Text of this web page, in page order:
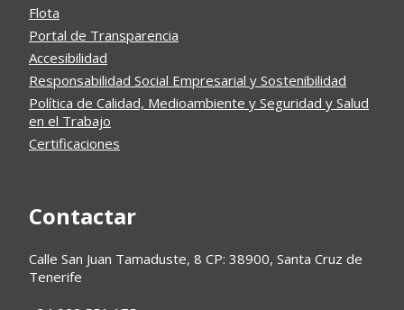
Flota
Portal de Transparencia
Accesibilidad
Responsabilidad Social Empresarial y Sostenibilidad
Política de Calidad, Medioambiente y Seguridad y Salud
en el Trabajo
Certificaciones
Contactar
Calle San Juan Tamaduste, 8 CP: 38900, Santa Cruz de
Tenerife